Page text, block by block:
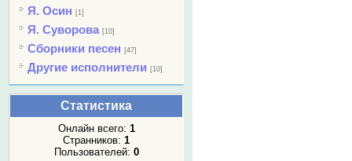
Я. Осин [1]
Я. Суворова [10]
Сборники песен [47]
Другие исполнители [10]
Статистика
Онлайн всего: 1
Странников: 1
Пользователей: 0